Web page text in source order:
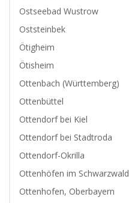
Ostseebad Wustrow
Oststeinbek
Ötigheim
Ötisheim
Ottenbach (Württemberg)
Ottenbüttel
Ottendorf bei Kiel
Ottendorf bei Stadtroda
Ottendorf-Okrilla
Ottenhöfen im Schwarzwald
Ottenhofen, Oberbayern